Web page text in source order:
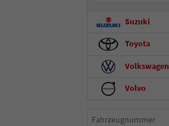
Suzuki
Toyota
Volkswagen
Volvo
Fahrzeugnummer